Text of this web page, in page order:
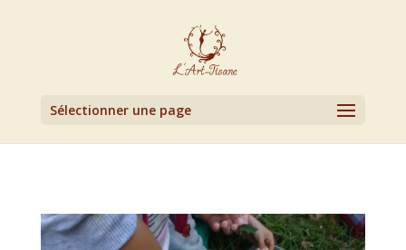
Sélectionner une page